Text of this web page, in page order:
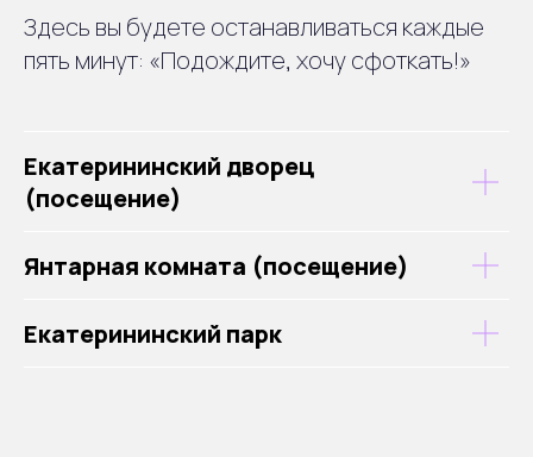
Здесь вы будете останавливаться каждые
пять минут: «Подождите, хочу сфоткать!»
Екатерининский дворец
(посещение)
Янтарная комната (посещение)
Екатерининский парк